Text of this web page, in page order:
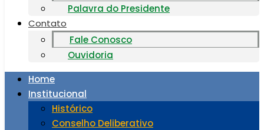
Palavra do Presidente
Contato
Fale Conosco
Ouvidoria
Home
Institucional
Histórico
Conselho Deliberativo